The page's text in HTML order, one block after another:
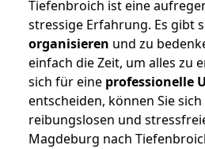
Tiefenbroich ist eine
stressige Erfahrung. Es gibt
organisieren und zu
einfach die Zeit, um alles zu
sich für eine professionelle
entscheiden, können Sie
reibungslosen und
Magdeburg nach